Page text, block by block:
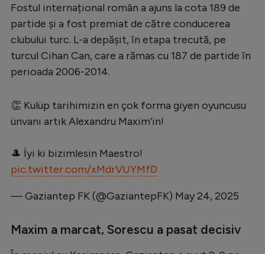
EURO 2024
Stranieri
Clasamente
Tenis
Natație
Auto
Fostul internațional român a ajuns la cota 189 de
partide și a fost premiat de către conducerea
clubului turc. L-a depășit, în etapa trecută, pe
turcul Cihan Can, care a rămas cu 187 de partide în
perioada 2006-2014.
👏 Kulüp tarihimizin en çok forma giyen oyuncusu
ünvanı artık Alexandru Maxim’in!
🎩 İyi ki bizimlesin Maestro!
pic.twitter.com/xMdrVUYMfD
— Gaziantep FK (@GaziantepFK) May 24, 2025
Maxim a marcat, Sorescu a pasat decisiv